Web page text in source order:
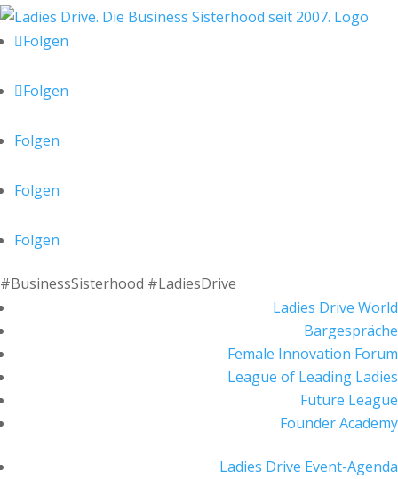
Folgen
Folgen
Folgen
Folgen
Folgen
#BusinessSisterhood #LadiesDrive
Ladies Drive World
Bargespräche
Female Innovation Forum
League of Leading Ladies
Future League
Founder Academy
Ladies Drive Event-Agenda